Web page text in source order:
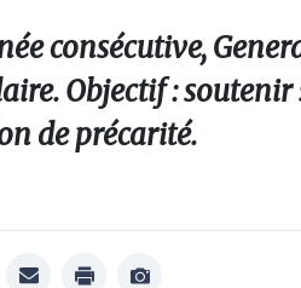
consécutive,
Objectif :
de précarité.
mail print
Afficher